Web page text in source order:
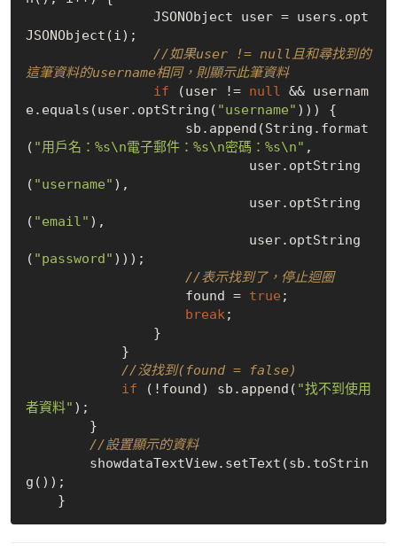
JSONObject(i);
//如果user != null且和尋找到的
這筆資料的username相同，則顯示此筆資料
if (user != null && usernam
e.equals(user.optString( "username" ))) {
( "用戶名：%s\n電子郵件：%s\n密碼：%s\n" ,
( "username" ),
( "email" ),
( "password" )));
//表示找到了，停止迴圈
                    found =
true ;
break;
//沒找到(found = false)
if (!found) sb.append( "找不到使用
者資料" );
//設置顯示的資料
g());